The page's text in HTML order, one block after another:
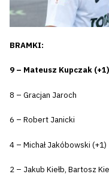
BRAMKI:
9 – Mateusz Kupczak (+1)
8 – Gracjan Jaroch
6 – Robert Janicki
4 – Michał Jakóbowski (+1)
2 – Jakub Kiełb, Bartosz